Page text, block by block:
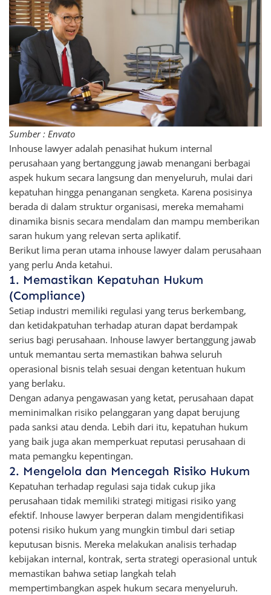
Sumber : Envato
Inhouse lawyer adalah penasihat hukum internal
perusahaan yang bertanggung jawab menangani berbagai
aspek hukum secara langsung dan menyeluruh, mulai dari
kepatuhan hingga penanganan sengketa. Karena posisinya
berada di dalam struktur organisasi, mereka memahami
dinamika bisnis secara mendalam dan mampu memberikan
saran hukum yang relevan serta aplikatif.
Berikut lima peran utama inhouse lawyer dalam perusahaan
yang perlu Anda ketahui.
1. Memastikan Kepatuhan Hukum
(Compliance)
Setiap industri memiliki regulasi yang terus berkembang,
dan ketidakpatuhan terhadap aturan dapat berdampak
serius bagi perusahaan. Inhouse lawyer bertanggung jawab
untuk memantau serta memastikan bahwa seluruh
operasional bisnis telah sesuai dengan ketentuan hukum
yang berlaku.
Dengan adanya pengawasan yang ketat, perusahaan dapat
meminimalkan risiko pelanggaran yang dapat berujung
pada sanksi atau denda. Lebih dari itu, kepatuhan hukum
yang baik juga akan memperkuat reputasi perusahaan di
mata pemangku kepentingan.
2. Mengelola dan Mencegah Risiko Hukum
Kepatuhan terhadap regulasi saja tidak cukup jika
perusahaan tidak memiliki strategi mitigasi risiko yang
efektif. Inhouse lawyer berperan dalam mengidentifikasi
potensi risiko hukum yang mungkin timbul dari setiap
keputusan bisnis. Mereka melakukan analisis terhadap
kebijakan internal, kontrak, serta strategi operasional untuk
memastikan bahwa setiap langkah telah
mempertimbangkan aspek hukum secara menyeluruh.